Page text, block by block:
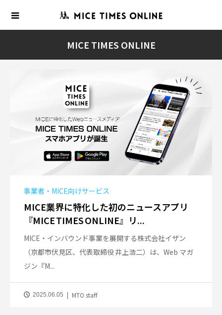
MICE TIMES ONLINE
事業者・MICE向けサービス
MICE業界に特化した初のニュースアプリ
『MICE TIMES ONLINE』リ...
MICE・インバウンド事業を展開する株式会社イザン
（京都市伏見区、代表取締役 井上浩二）は、Web マガ
ジン『M...
2025.06.05 MTO staff